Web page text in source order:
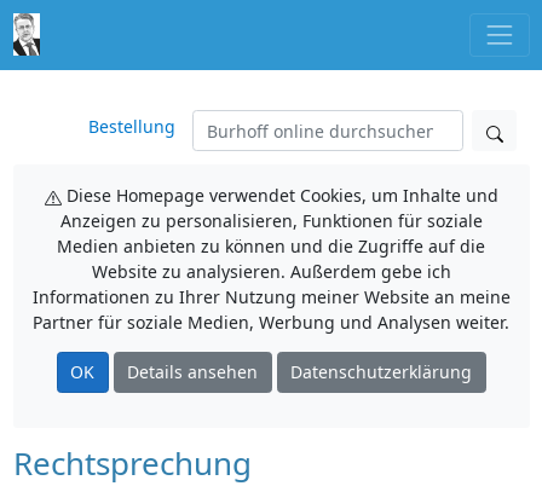
Bestellung
Diese Homepage verwendet Cookies, um Inhalte und
Anzeigen zu personalisieren, Funktionen für soziale
Medien anbieten zu können und die Zugriffe auf die
Website zu analysieren. Außerdem gebe ich
Informationen zu Ihrer Nutzung meiner Website an meine
Partner für soziale Medien, Werbung und Analysen weiter.
OK Details ansehen Datenschutzerklärung
Rechtsprechung